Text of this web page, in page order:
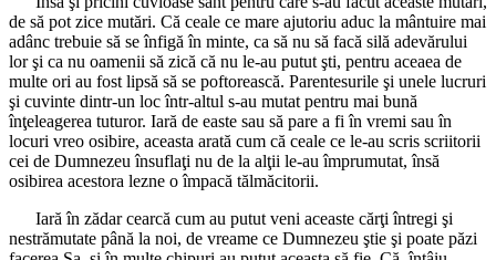
de să pot zice mutări. Că ceale ce mare ajutoriu aduc la mântuire mai
adânc trebuie să se înfigă în minte, ca să nu să facă silă adevărului
lor şi ca nu oamenii să zică că nu le-au putut şti, pentru aceaea de
multe ori au fost lipsă să se poftorească. Parentesurile şi unele lucruri
şi cuvinte dintr-un loc într-altul s-au mutat pentru mai bună
înţeleagerea tuturor. Iară de easte sau să pare a fi în vremi sau în
locuri vreo osibire, aceasta arată cum că ceale ce le-au scris scriitorii
cei de Dumnezeu însuflaţi nu de la alţii le-au împrumutat, însă
osibirea acestora lezne o împacă tălmăcitorii.
Iară în zădar cearcă cum au putut veni aceaste cărţi întregi şi
nestrămutate până la noi, de vreame ce Dumnezeu ştie şi poate păzi